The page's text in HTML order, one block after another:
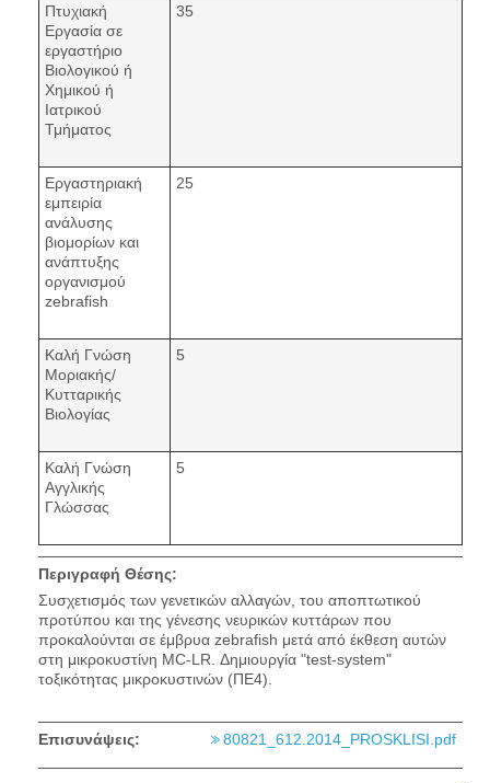
Πτυχιακή
Εργασία σε
εργαστήριο
Βιολογικού ή
Χημικού ή
Ιατρικού
Τμήματος
35
Εργαστηριακή
εμπειρία
ανάλυσης
βιομορίων και
ανάπτυξης
οργανισμού
zebrafish
25
Καλή Γνώση
Μοριακής/
Κυτταρικής
Βιολογίας
5
Καλή Γνώση
Αγγλικής
Γλώσσας
5
Περιγραφή Θέσης:
Συσχετισμός των γενετικών αλλαγών, του αποπτωτικού
προτύπου και της γένεσης νευρικών κυττάρων που
προκαλούνται σε έμβρυα zebrafish μετά από έκθεση αυτών
στη μικροκυστίνη MC-LR. Δημιουργία "test-system"
τοξικότητας μικροκυστινών (ΠΕ4).
Επισυνάψεις: 80821_612.2014_PROSKLISI.pdf